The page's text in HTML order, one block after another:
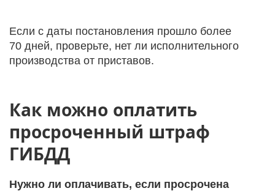
Если с даты постановления прошло более
70 дней, проверьте, нет ли исполнительного
производства от приставов.
Как можно оплатить
просроченный штраф
ГИБДД
Нужно ли оплачивать, если просрочена